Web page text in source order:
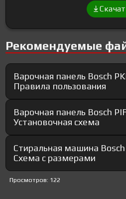
Рекомендуемые
Варочная панель Bosch
Правила пользования
Варочная панель Bosch
Установочная схема
Стиральная машина
Схема с размерами
Просмотров: 122